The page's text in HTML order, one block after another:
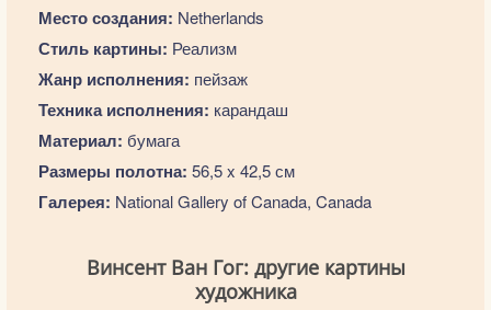
Место создания: Netherlands
Стиль картины: Реализм
Жанр исполнения: пейзаж
Техника исполнения: карандаш
Материал: бумага
Размеры полотна: 56,5 x 42,5 см
Галерея: National Gallery of Canada, Canada
Винсент Ван Гог: другие картины
художника